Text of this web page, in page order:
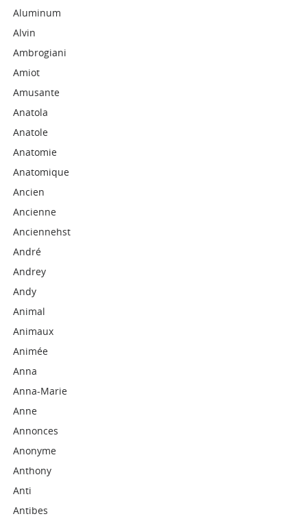
Aluminum
Alvin
Ambrogiani
Amiot
Amusante
Anatola
Anatole
Anatomie
Anatomique
Ancien
Ancienne
Anciennehst
André
Andrey
Andy
Animal
Animaux
Animée
Anna
Anna-Marie
Anne
Annonces
Anonyme
Anthony
Anti
Antibes